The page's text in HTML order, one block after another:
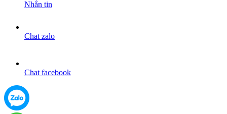
Nhắn tin
Chat zalo
Chat facebook